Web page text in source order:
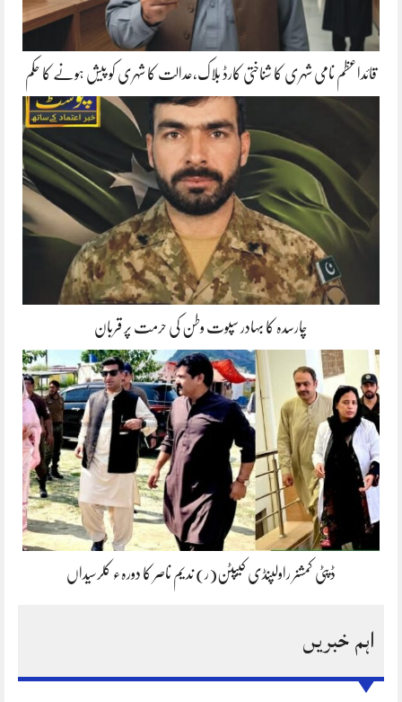
قائداعظم نامی شہری کا شناختی کارڈ بلاک،عدالت کا شہری کو پیش ہونے کا حکم
چارسدہ کا بہادر سپوت وطن کی حرمت پر قربان
ڈپٹی کمشنر راولپنڈی کیپٹن(ر) ندیم ناصر کا دورہء کلرسیداں
اہم خبریں